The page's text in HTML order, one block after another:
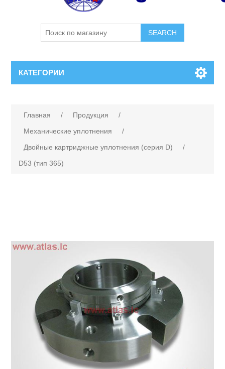
КАТЕГОРИИ
Главная / Продукция
/
Механические уплотнения
/
Двойные картриджные уплотнения (серия D)
/
D53 (тип 365)